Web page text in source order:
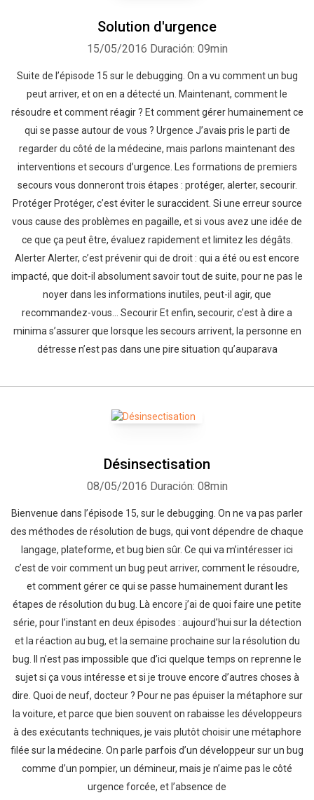
Solution d'urgence
15/05/2016 Duración: 09min
Suite de l’épisode 15 sur le debugging. On a vu comment un bug
peut arriver, et on en a détecté un. Maintenant, comment le
résoudre et comment réagir ? Et comment gérer humainement ce
qui se passe autour de vous ? Urgence J’avais pris le parti de
regarder du côté de la médecine, mais parlons maintenant des
interventions et secours d’urgence. Les formations de premiers
secours vous donneront trois étapes : protéger, alerter, secourir.
Protéger Protéger, c’est éviter le suraccident. Si une erreur source
vous cause des problèmes en pagaille, et si vous avez une idée de
ce que ça peut être, évaluez rapidement et limitez les dégâts.
Alerter Alerter, c’est prévenir qui de droit : qui a été ou est encore
impacté, que doit-il absolument savoir tout de suite, pour ne pas le
noyer dans les informations inutiles, peut-il agir, que
recommandez-vous… Secourir Et enfin, secourir, c’est à dire a
minima s’assurer que lorsque les secours arrivent, la personne en
détresse n’est pas dans une pire situation qu’auparava
Désinsectisation
08/05/2016 Duración: 08min
Bienvenue dans l’épisode 15, sur le debugging. On ne va pas parler
des méthodes de résolution de bugs, qui vont dépendre de chaque
langage, plateforme, et bug bien sûr. Ce qui va m’intéresser ici
c’est de voir comment un bug peut arriver, comment le résoudre,
et comment gérer ce qui se passe humainement durant les
étapes de résolution du bug. Là encore j’ai de quoi faire une petite
série, pour l’instant en deux épisodes : aujourd’hui sur la détection
et la réaction au bug, et la semaine prochaine sur la résolution du
bug. Il n’est pas impossible que d’ici quelque temps on reprenne le
sujet si ça vous intéresse et si je trouve encore d’autres choses à
dire. Quoi de neuf, docteur ? Pour ne pas épuiser la métaphore sur
la voiture, et parce que bien souvent on rabaisse les développeurs
à des exécutants techniques, je vais plutôt choisir une métaphore
filée sur la médecine. On parle parfois d’un développeur sur un bug
comme d’un pompier, un démineur, mais je n’aime pas le côté
urgence forcée, et l’absence de